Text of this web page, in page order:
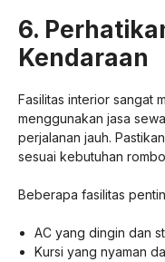
6.
Kendaraan
Fasilitas interior sangat
menggunakan jasa
perjalanan jauh.
sesuai kebutuhan
Beberapa fasilitas
AC yang dingin dan
Kursi yang nyaman